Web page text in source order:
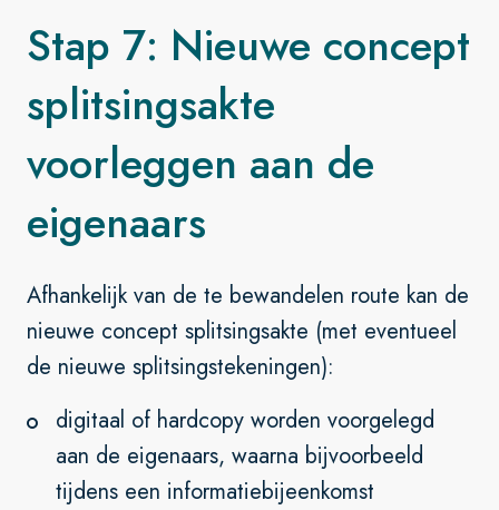
Stap 7: Nieuwe concept
splitsingsakte
voorleggen aan de
eigenaars
Afhankelijk van de te bewandelen route kan de
nieuwe concept splitsingsakte (met eventueel
de nieuwe splitsingstekeningen):
digitaal of hardcopy worden voorgelegd
aan de eigenaars, waarna bijvoorbeeld
tijdens een informatiebijeenkomst